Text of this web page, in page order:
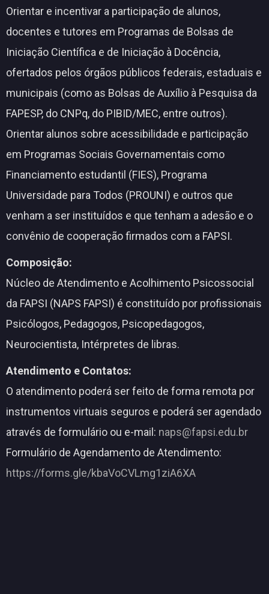
Orientar e incentivar a participação de alunos,
docentes e tutores em Programas de Bolsas de
Iniciação Científica e de Iniciação à Docência,
ofertados pelos órgãos públicos federais, estaduais e
municipais (como as Bolsas de Auxílio à Pesquisa da
FAPESP, do CNPq, do PIBID/MEC, entre outros).
Orientar alunos sobre acessibilidade e participação
em Programas Sociais Governamentais como
Financiamento estudantil (FIES), Programa
Universidade para Todos (PROUNI) e outros que
venham a ser instituídos e que tenham a adesão e o
convênio de cooperação firmados com a FAPSI.
Composição:
Núcleo de Atendimento e Acolhimento Psicossocial
da FAPSI (NAPS FAPSI) é constituído por profissionais
Psicólogos, Pedagogos, Psicopedagogos,
Neurocientista, Intérpretes de libras.
Atendimento e Contatos:
O atendimento poderá ser feito de forma remota por
instrumentos virtuais seguros e poderá ser agendado
através de formulário ou e-mail: naps@fapsi.edu.br
Formulário de Agendamento de Atendimento:
https://forms.gle/kbaVoCVLmg1ziA6XA